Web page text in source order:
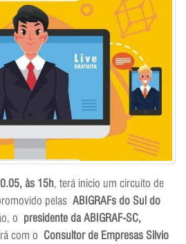
às 15h, terá início um circuito de
pelas ABIGRAFs do Sul do
o presidente da ABIGRAF-SC,
com o Consultor de Empresas Silvio